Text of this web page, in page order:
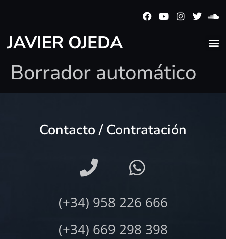
JAVIER OJEDA
Borrador automático
Contacto / Contratación
(+34) 958 226 666
(+34) 669 298 398